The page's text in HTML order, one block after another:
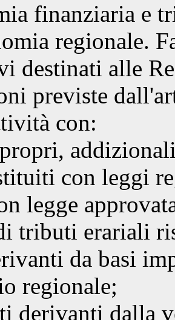
finanziaria e
regionale.
destinati alle
previste
con:
con leggi
legge
tributi erariali
da basi
regionale;
derivanti dalla